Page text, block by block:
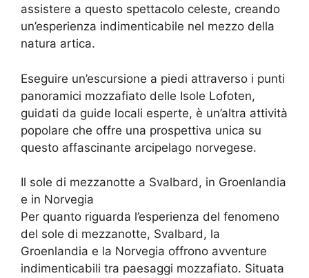
assistere a questo spettacolo celeste, creando
un’esperienza indimenticabile nel mezzo della
natura artica.
Eseguire un’escursione a piedi attraverso i punti
panoramici mozzafiato delle Isole Lofoten,
guidati da guide locali esperte, è un’altra attività
popolare che offre una prospettiva unica su
questo affascinante arcipelago norvegese.
Il sole di mezzanotte a Svalbard, in Groenlandia
e in Norvegia
Per quanto riguarda l’esperienza del fenomeno
del sole di mezzanotte, Svalbard, la
Groenlandia e la Norvegia offrono avventure
indimenticabili tra paesaggi mozzafiato. Situata